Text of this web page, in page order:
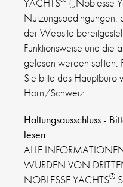
Nutzungsbedingungen,
der Website
Funktionsweise und die
gelesen werden sollten.
Sie bitte das Hauptbüro
Horn/Schweiz.
Haftungsausschluss -
lesen
ALLE
WURDEN VON
NOBLESSE YACHTS®